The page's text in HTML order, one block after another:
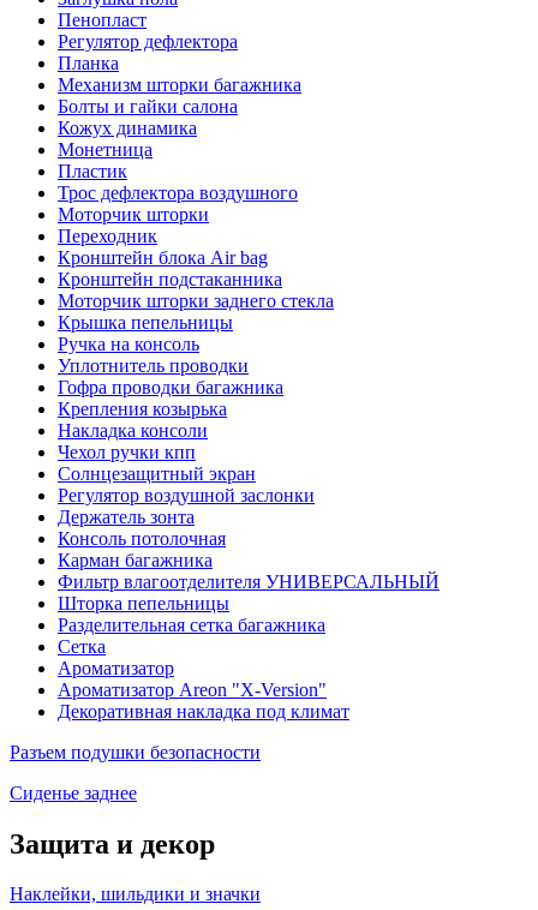
Пенопласт
Регулятор дефлектора
Планка
Механизм шторки багажника
Болты и гайки салона
Кожух динамика
Монетница
Пластик
Трос дефлектора воздушного
Моторчик шторки
Переходник
Кронштейн блока Air bag
Кронштейн подстаканника
Моторчик шторки заднего стекла
Крышка пепельницы
Ручка на консоль
Уплотнитель проводки
Гофра проводки багажника
Крепления козырька
Накладка консоли
Чехол ручки кпп
Солнцезащитный экран
Регулятор воздушной заслонки
Держатель зонта
Консоль потолочная
Карман багажника
Фильтр влагоотделителя УНИВЕРСАЛЬНЫЙ
Шторка пепельницы
Разделительная сетка багажника
Сетка
Ароматизатор
Ароматизатор Areon "X-Version"
Декоративная накладка под климат
Разъем подушки безопасности
Сиденье заднее
Защита и декор
Наклейки, шильдики и значки